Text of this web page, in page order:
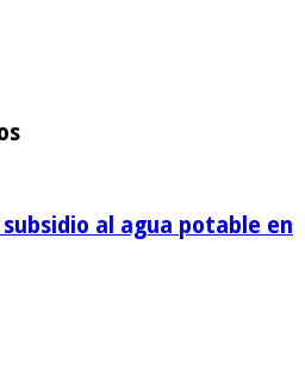
al agua potable en